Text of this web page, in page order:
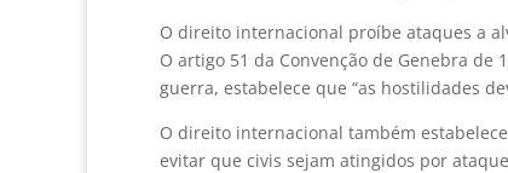
O direito internacional proíbe ataques a
O artigo 51 da Convenção de Genebra
guerra, estabelece que “as hostilidades
O direito internacional também
evitar que civis sejam atingidos por